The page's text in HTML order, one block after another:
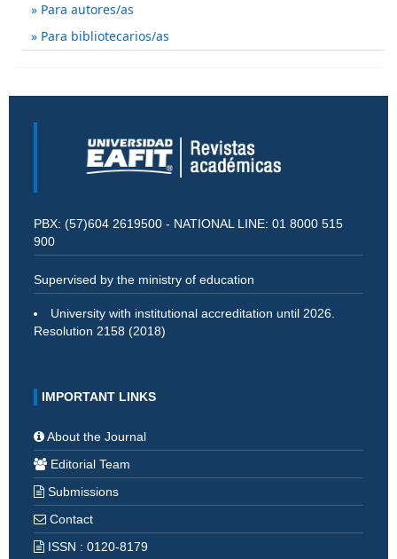
Para autores/as
Para bibliotecarios/as
PBX: (57)604 2619500 - NATIONAL LINE: 01 8000 515
900
Supervised by the ministry of education
University with institutional accreditation until 2026.
Resolution 2158 (2018)
IMPORTANT LINKS
About the Journal
Editorial Team
Submissions
Contact
ISSN : 0120-8179